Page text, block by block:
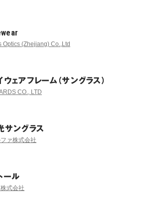
Optics (Zhejiang) Co.,Ltd
ウェアフレーム（サングラス）
CO., LTD
サングラス
ァ株式会社
ール
式会社